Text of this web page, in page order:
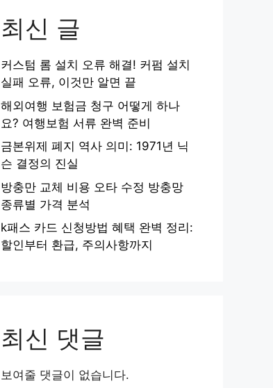
최신 글
커스텀 롬 설치 오류 해결! 커펌 설치
실패 오류, 이것만 알면 끝
해외여행 보험금 청구 어떻게 하나
요? 여행보험 서류 완벽 준비
금본위제 폐지 역사 의미: 1971년 닉
슨 결정의 진실
방충만 교체 비용 오타 수정 방충망
종류별 가격 분석
k패스 카드 신청방법 혜택 완벽 정리:
할인부터 환급, 주의사항까지
최신 댓글
보여줄 댓글이 없습니다.